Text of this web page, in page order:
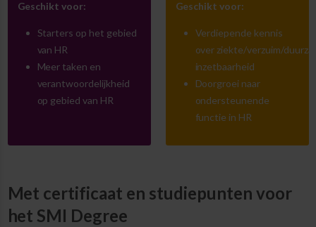
Geschikt voor:
Starters op het gebied
van HR
Meer taken en
verantwoordelijkheid
op gebied van HR
Geschikt voor:
Verdiepende kennis
over ziekte/verzuim/
inzetbaarheid
Doorgroei naar
ondersteunende
functie in HR
Met certificaat en studiepunten voor
het SMI Degree